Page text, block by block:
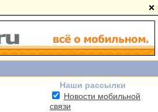
Наши рассылки
Новости мобильной
связи